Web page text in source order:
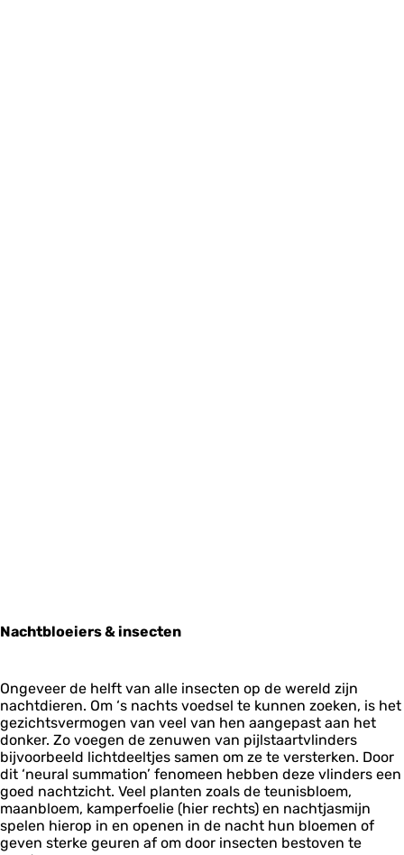
Nachtbloeiers & insecten
Ongeveer de helft van alle insecten op de wereld zijn
nachtdieren. Om ‘s nachts voedsel te kunnen zoeken, is het
gezichtsvermogen van veel van hen aangepast aan het
donker. Zo voegen de zenuwen van pijlstaartvlinders
bijvoorbeeld lichtdeeltjes samen om ze te versterken. Door
dit ‘neural summation’ fenomeen hebben deze vlinders een
goed nachtzicht. Veel planten zoals de teunisbloem,
maanbloem, kamperfoelie (hier rechts) en nachtjasmijn
spelen hierop in en openen in de nacht hun bloemen of
geven sterke geuren af om door insecten bestoven te